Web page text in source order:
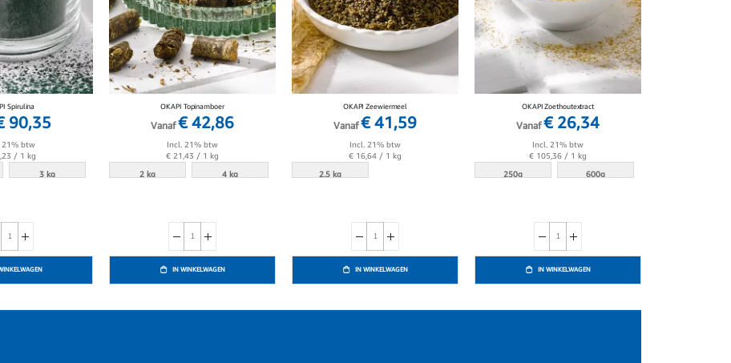
Spirulina
90,35
21% btw
/ 1 kg
3 kg
OKAPI Topinamboer
Vanaf € 42,86
Incl. 21% btw
€ 21,43 / 1 kg
2 kg
4 kg
IN WINKELWAGEN
OKAPI Zeewiermeel
Vanaf € 41,59
Incl. 21% btw
€ 16,64 / 1 kg
2.5 kg
IN WINKELWAGEN
OKAPI Zoethoutextract
Vanaf € 26,34
Incl. 21% btw
€ 105,36 / 1 kg
250g
600g
IN WINKELWAGEN